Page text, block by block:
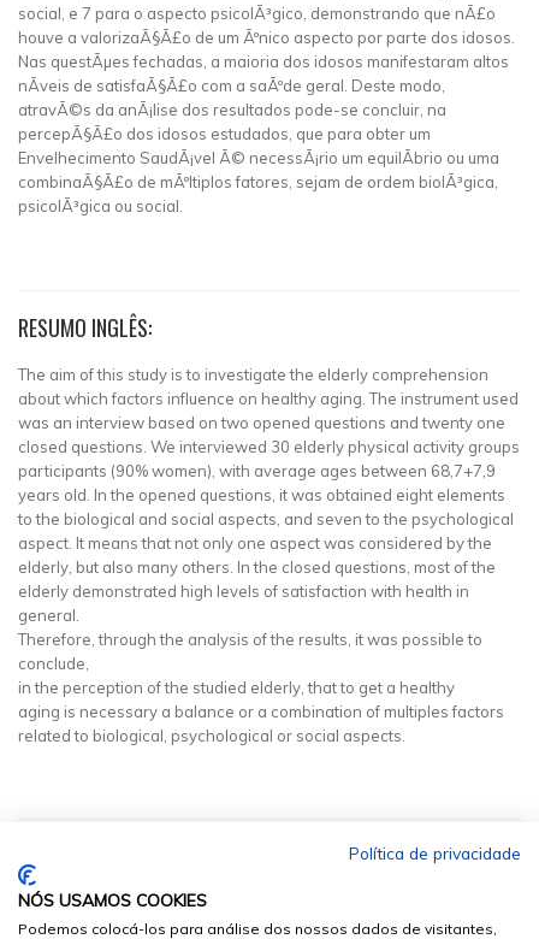
social, e 7 para o aspecto psicolÃ³gico, demonstrando que nÃ£o
houve a valorizaÃ§Ã£o de um Ãºnico aspecto por parte dos idosos.
Nas questÃµes fechadas, a maioria dos idosos manifestaram altos
nÃ­veis de satisfaÃ§Ã£o com a saÃºde geral. Deste modo,
atravÃ©s da anÃ¡lise dos resultados pode-se concluir, na
percepÃ§Ã£o dos idosos estudados, que para obter um
Envelhecimento SaudÃ¡vel Ã© necessÃ¡rio um equilÃ­brio ou uma
combinaÃ§Ã£o de mÃºltiplos fatores, sejam de ordem biolÃ³gica,
psicolÃ³gica ou social.
RESUMO INGLÊS:
The aim of this study is to investigate the elderly comprehension
about which factors influence on healthy aging. The instrument used
was an interview based on two opened questions and twenty one
closed questions. We interviewed 30 elderly physical activity groups
participants (90% women), with average ages between 68,7+7,9
years old. In the opened questions, it was obtained eight elements
to the biological and social aspects, and seven to the psychological
aspect. It means that not only one aspect was considered by the
elderly, but also many others. In the closed questions, most of the
elderly demonstrated high levels of satisfaction with health in
general.
Therefore, through the analysis of the results, it was possible to
conclude,
in the perception of the studied elderly, that to get a healthy
aging is necessary a balance or a combination of multiples factors
related to biological, psychological or social aspects.
Política de privacidade
NÓS USAMOS COOKIES
Podemos colocá-los para análise dos nossos dados de visitantes,